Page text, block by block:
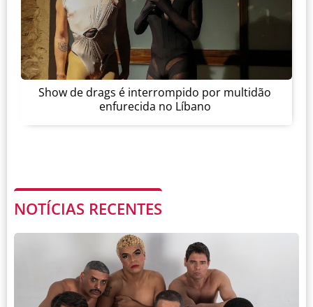
Show de drags é interrompido por multidão
enfurecida no Líbano
NOTÍCIAS RECENTES